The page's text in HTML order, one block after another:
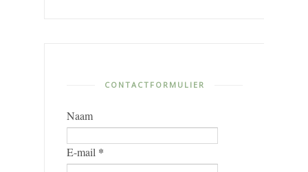
CONTACTFORMULIER
Naam
E-mail *